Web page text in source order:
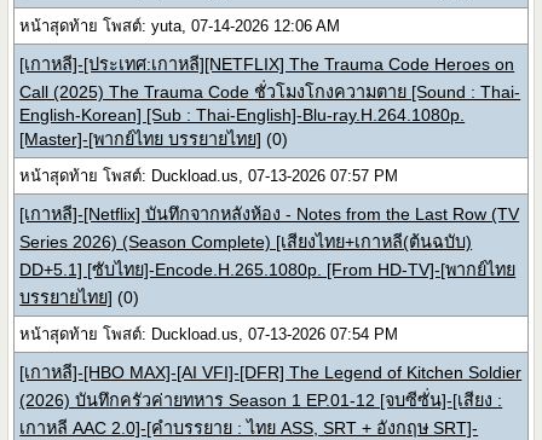
หน้าสุดท้าย โพสต์: yuta, 07-14-2026 12:06 AM
[เกาหลี]-[ประเทศ:เกาหลี][NETFLIX] The Trauma Code Heroes on
Call (2025) The Trauma Code ชั่วโมงโกงความตาย [Sound : Thai-
English-Korean] [Sub : Thai-English]-Blu-ray.H.264.1080p.
[Master]-[พากย์ไทย บรรยายไทย] (0)
หน้าสุดท้าย โพสต์: Duckload.us, 07-13-2026 07:57 PM
[เกาหลี]-[Netflix] บันทึกจากหลังห้อง - Notes from the Last Row (TV
Series 2026) (Season Complete) [เสียงไทย+เกาหลี(ต้นฉบับ)
DD+5.1] [ซับไทย]-Encode.H.265.1080p. [From HD-TV]-[พากย์ไทย
บรรยายไทย] (0)
หน้าสุดท้าย โพสต์: Duckload.us, 07-13-2026 07:54 PM
[เกาหลี]-[HBO MAX]-[AI VFI]-[DFR] The Legend of Kitchen Soldier
(2026) บันทึกครัวค่ายทหาร Season 1 EP.01-12 [จบซีซั่น]-[เสียง :
เกาหลี AAC 2.0]-[คำบรรยาย : ไทย ASS, SRT + อังกฤษ SRT]-